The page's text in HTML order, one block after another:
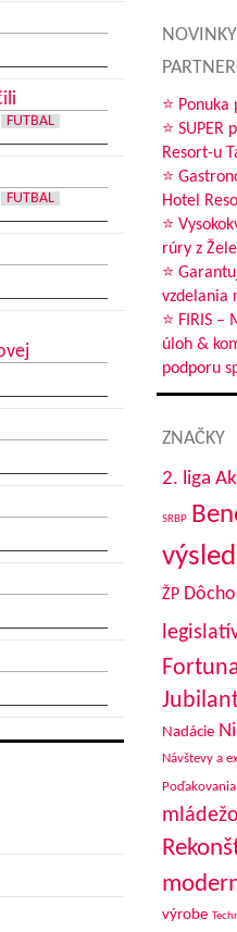
FUTBAL
FUTBAL
⭐
⭐ SUPER
Resort-u
⭐
Hotel
⭐
rúry z
⭐
vzdelania
⭐ FIRIS
úloh &
podporu
ZNAČKY
2. liga
SRBP
ŽP
Nadácie
Návštevy a
výrobe